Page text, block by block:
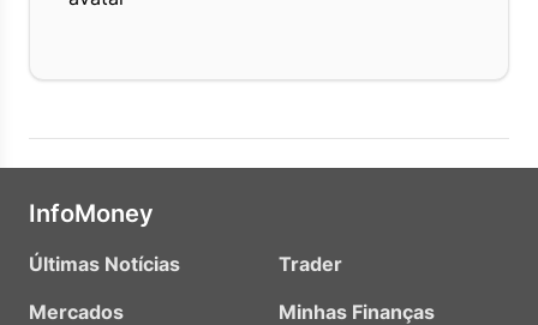
InfoMoney
Últimas Notícias
Mercados
Trader
Minhas Finanças